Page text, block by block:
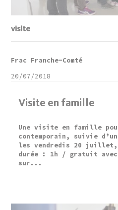
visite
Visite en famille
Une visite en famille
contemporain, suivie
les vendredis 20 juillet,
durée : 1h / gratuit
sur...
Frac Franche-Comté
20/07/2018